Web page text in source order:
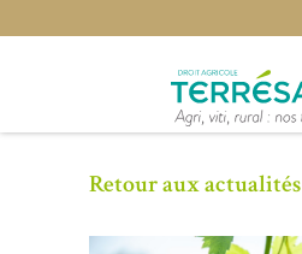
Retour aux actualités